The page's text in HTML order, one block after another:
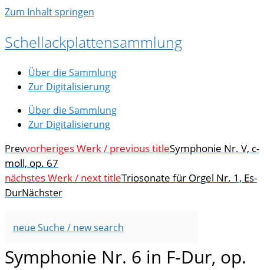
Zum Inhalt springen
Schellackplattensammlung
Über die Sammlung
Zur Digitalisierung
Über die Sammlung
Zur Digitalisierung
Prevvorheriges Werk / previous titleSymphonie Nr. V, c-
moll, op. 67
nächstes Werk / next titleTriosonate für Orgel Nr. 1, Es-
DurNächster
neue Suche / new search
Symphonie Nr. 6 in F-Dur, op.